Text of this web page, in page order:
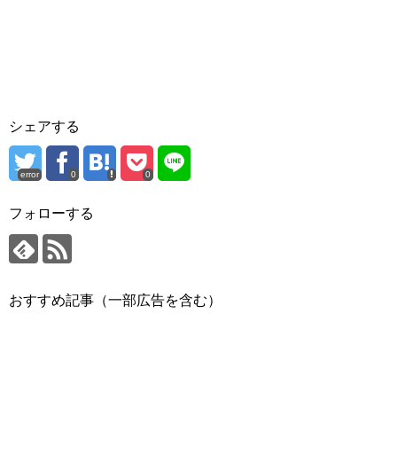
シェアする
error 0 0
フォローする
おすすめ記事（一部広告を含む）